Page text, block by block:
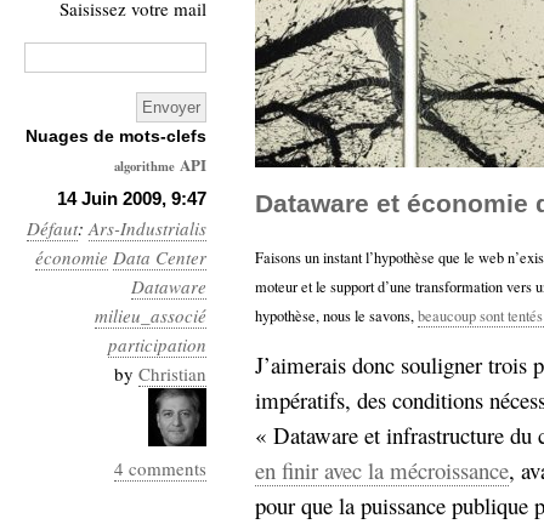
14 Juin 2009, 9:47
Défaut:Ars-Industrialis
économie Data Center
Dataware
milieu_associé
participation
by Christian
4 comments
Dataware et économie
Faisons un instant l’hypothèse que le web
moteur et le support d’une transformation vers
hypothèse, nous le savons,beaucoup sont
J’aimerais donc souligner trois
impératifs, des conditions
« Dataware et infrastructure
en finir avec la mécroissance,
pour que la puissance publique
Saisissez votre mail
Nuages de mots-clefs
algorithme API
Architecture
Ars-
Industrialis
business_model
cinéma
Cloud
Computing